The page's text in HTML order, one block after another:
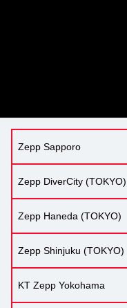
Zepp Sapporo
Zepp DiverCity (TOKYO)
Zepp Haneda (TOKYO)
Zepp Shinjuku (TOKYO)
KT Zepp Yokohama